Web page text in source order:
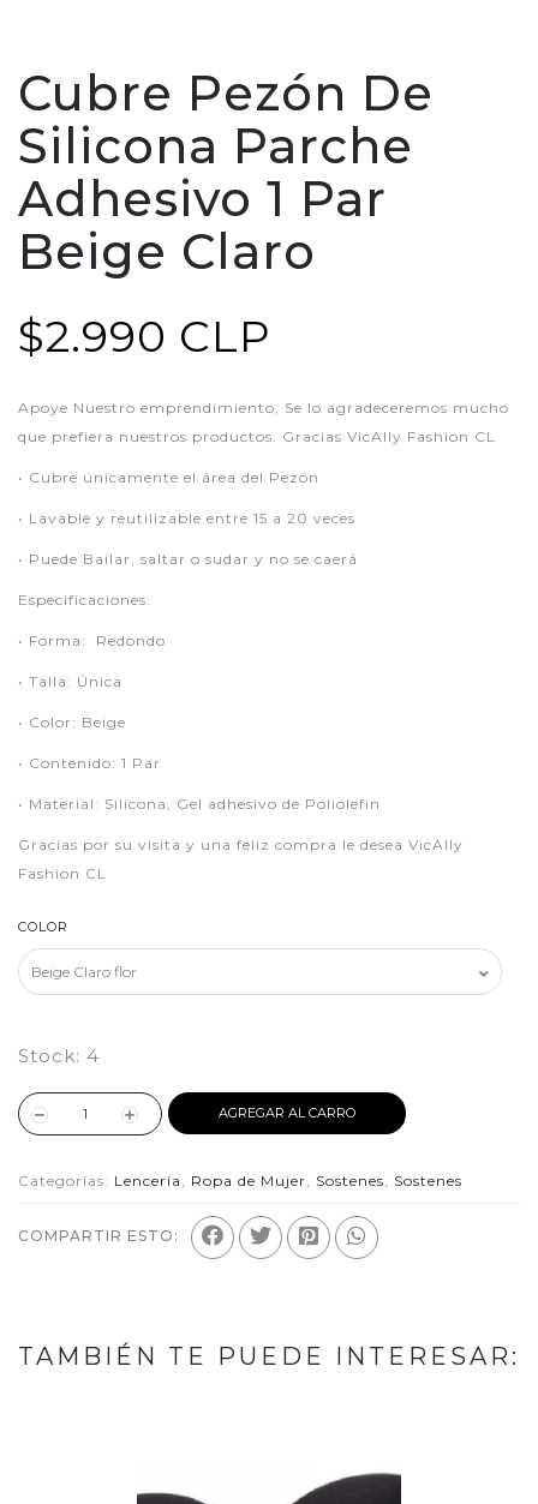
Cubre Pezón De
Silicona Parche
Adhesivo 1 Par
Beige Claro
$2.990 CLP
Apoye Nuestro emprendimiento, Se lo agradeceremos mucho
que prefiera nuestros productos. Gracias VicAlly Fashion CL
• Cubre únicamente el área del Pezón
• Lavable y reutilizable entre 15 a 20 veces
• Puede Bailar, saltar o sudar y no se caerá
Especificaciones:
• Forma: Redondo
• Talla: Única
• Color: Beige
• Contenido: 1 Par
• Material: Silicona, Gel adhesivo de Poliolefin
Gracias por su visita y una feliz compra le desea VicAlly
Fashion CL
COLOR
Stock: 4
AGREGAR AL CARRO
Categorías: Lenceria , Ropa de Mujer, Sostenes, Sostenes
COMPARTIR ESTO:
TAMBIÉN TE PUEDE INTERESAR: